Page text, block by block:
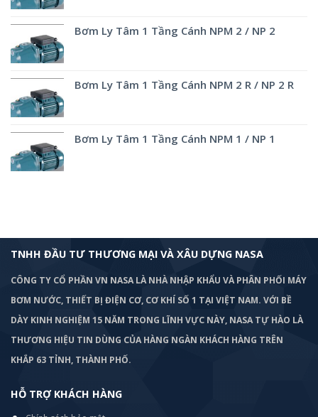
Bơm Ly Tâm 1 Tầng Cánh NPM 2 / NP 2
Bơm Ly Tâm 1 Tầng Cánh NPM 2 R / NP 2 R
Bơm Ly Tâm 1 Tầng Cánh NPM 1 / NP 1
TNHH ĐẦU TƯ THƯƠNG MẠI VÀ XÂU DỰNG NASA
CÔNG TY CỔ PHẦN VN NASA LÀ NHÀ NHẬP KHẨU VÀ PHÂN PHỐI MÁY
BƠM NƯỚC, THIẾT BỊ ĐIỆN CƠ, CƠ KHÍ SỐ 1 TẠI VIỆT NAM. VỚI BỀ
DÀY KINH NGHIỆM 15 NĂM TRONG LĨNH VỰC NÀY, NASA TỰ HÀO LÀ
THƯƠNG HIỆU TIN DÙNG CỦA HÀNG NGÀN KHÁCH HÀNG TRÊN
KHẮP 63 TỈNH, THÀNH PHỐ.
HỖ TRỢ KHÁCH HÀNG